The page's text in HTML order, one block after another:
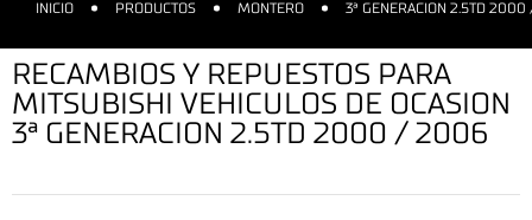
INICIO PRODUCTOS MONTERO 3ª GENERACION 2.5TD
RECAMBIOS Y REPUESTOS PARA
MITSUBISHI VEHICULOS DE OCASION
3ª GENERACION 2.5TD 2000 / 2006